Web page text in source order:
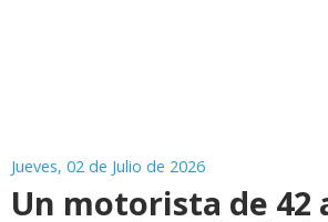
Jueves, 02 de Julio de 2026
Un motorista de 42